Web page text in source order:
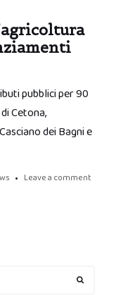
pubblici per 90
Cetona,
dei Bagni e
Leave a comment